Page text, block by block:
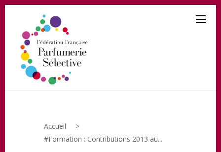
Accueil
>
#Formation : Contributions 2013 au...